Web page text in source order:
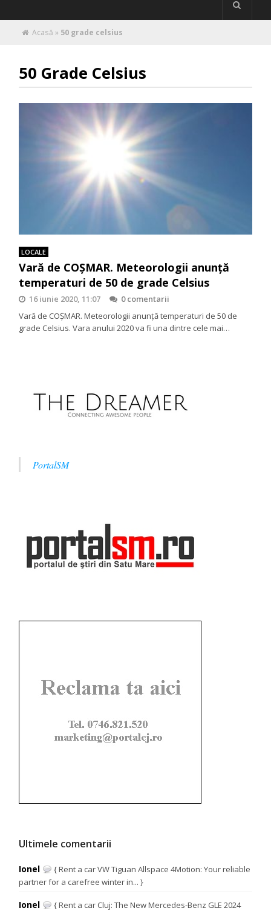
Acasă » 50 grade celsius
50 Grade Celsius
LOCALE
Vară de COȘMAR. Meteorologii anunță
temperaturi de 50 de grade Celsius
16 iunie 2020, 11:07
0 comentarii
Vară de COȘMAR. Meteorologii anunță temperaturi de 50 de
grade Celsius. Vara anului 2020 va fi una dintre cele mai…
PortalSM
Ultimele comentarii
Ionel
{ Rent a car VW Tiguan Allspace 4Motion: Your reliable
partner for a carefree winter in... }
Ionel
{ Rent a car Cluj: The New Mercedes-Benz GLE 2024